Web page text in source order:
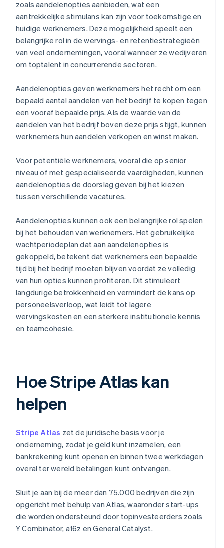
zoals aandelenopties aanbieden, wat een
aantrekkelijke stimulans kan zijn voor toekomstige en
huidige werknemers. Deze mogelijkheid speelt een
belangrijke rol in de wervings- en retentiestrategieën
van veel ondernemingen, vooral wanneer ze wedijveren
om toptalent in concurrerende sectoren.
Aandelenopties geven werknemers het recht om een
bepaald aantal aandelen van het bedrijf te kopen tegen
een vooraf bepaalde prijs. Als de waarde van de
aandelen van het bedrijf boven deze prijs stijgt, kunnen
werknemers hun aandelen verkopen en winst maken.
Voor potentiële werknemers, vooral die op senior
niveau of met gespecialiseerde vaardigheden, kunnen
aandelenopties de doorslag geven bij het kiezen
tussen verschillende vacatures.
Aandelenopties kunnen ook een belangrijke rol spelen
bij het behouden van werknemers. Het gebruikelijke
wachtperiodeplan dat aan aandelenopties is
gekoppeld, betekent dat werknemers een bepaalde
tijd bij het bedrijf moeten blijven voordat ze volledig
van hun opties kunnen profiteren. Dit stimuleert
langdurige betrokkenheid en vermindert de kans op
personeelsverloop, wat leidt tot lagere
wervingskosten en een sterkere institutionele kennis
en teamcohesie.
Hoe Stripe Atlas kan
helpen
Stripe Atlas zet de juridische basis voor je
onderneming, zodat je geld kunt inzamelen, een
bankrekening kunt openen en binnen twee werkdagen
overal ter wereld betalingen kunt ontvangen.
Sluit je aan bij de meer dan 75.000 bedrijven die zijn
opgericht met behulp van Atlas, waaronder start-ups
die worden ondersteund door topinvesteerders zoals
Y Combinator, a16z en General Catalyst.